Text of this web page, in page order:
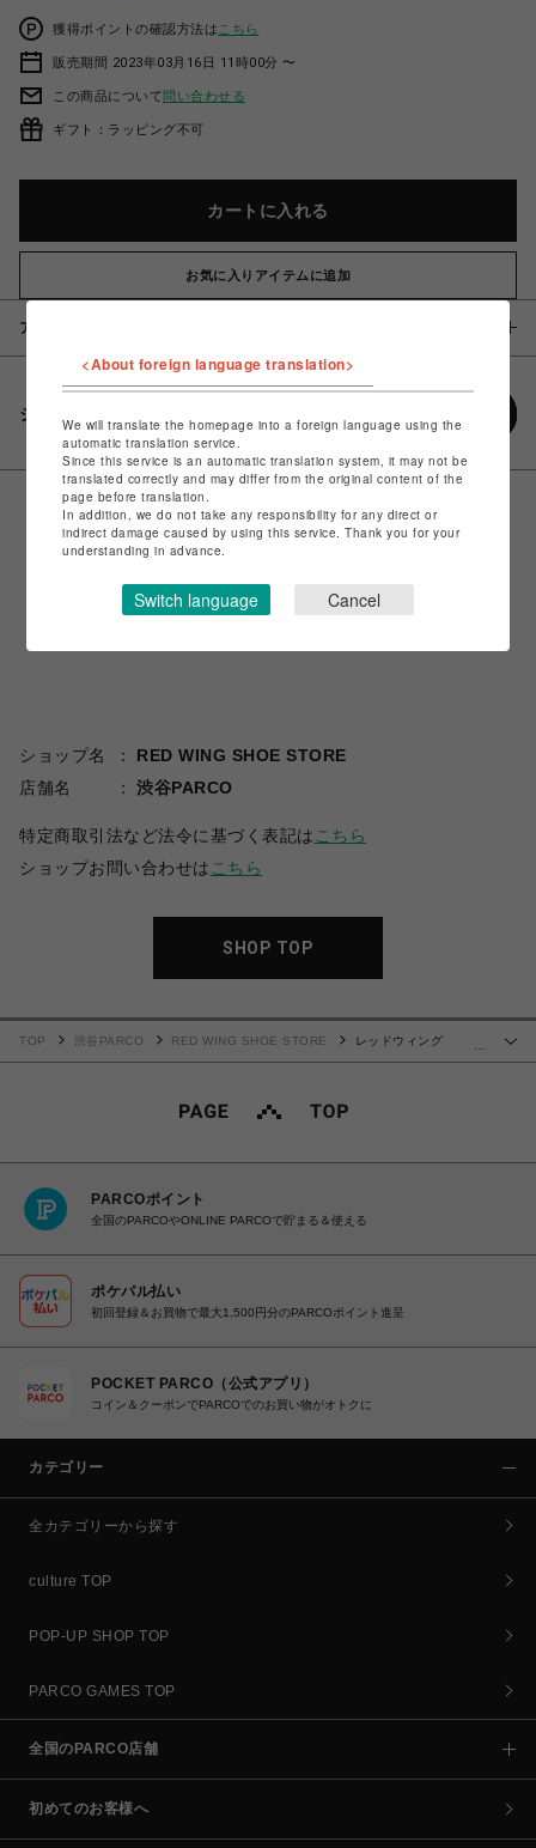
獲得ポイントの確認方法は こちら
販売期間 2023年03月16日 11時00分 〜
この商品について問い合わせる
ギフト：ラッピング不可
カートに入れる
お気に入りアイテムに追加
アイテム説明 / 素材
シェアする
ショップ名
RED WING SHOE STORE
店舗名
渋谷PARCO
特定商取引法など法令に基づく表記は こちら
ショップお問い合わせは こちら
SHOP TOP
TOP 渋谷PARCO RED WING SHOE STORE
レッドウィング
PARCOポイント
全国のPARCOやONLINE PARCOで貯まる＆使える
ポケパル払い
初回登録＆お買物で最大1,500円分のPARCOポイント進呈
POCKET PARCO（公式アプリ）
コイン＆クーポンでPARCOでのお買い物がオトクに
カテゴリー
全カテゴリーから探す
culture TOP
POP-UP SHOP TOP
PARCO GAMES TOP
全国のPARCO店舗
初めてのお客様へ
<About foreign language translation>
We will translate the homepage into a foreign language using the
automatic translation service.
Since this service is an automatic translation system, it may not be
translated correctly and may differ from the original content of the
page before translation.
In addition, we do not take any responsibility for any direct or
indirect damage caused by using this service. Thank you for your
understanding in advance.
Switch language Cancel